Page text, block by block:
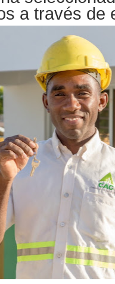
a través de